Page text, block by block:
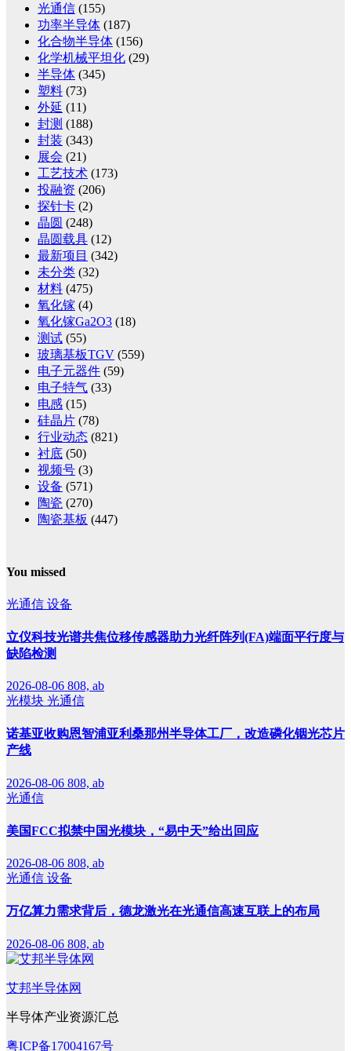
光通信 (155)
功率半导体 (187)
化合物半导体 (156)
化学机械平坦化 (29)
半导体 (345)
塑料 (73)
外延 (11)
封测 (188)
封装 (343)
展会 (21)
工艺技术 (173)
投融资 (206)
探针卡 (2)
晶圆 (248)
晶圆载具 (12)
最新项目 (342)
未分类 (32)
材料 (475)
氧化镓 (4)
氧化镓Ga2O3 (18)
测试 (55)
玻璃基板TGV (559)
电子元器件 (59)
电子特气 (33)
电感 (15)
硅晶片 (78)
行业动态 (821)
衬底 (50)
视频号 (3)
设备 (571)
陶瓷 (270)
陶瓷基板 (447)
You missed
光通信 设备
立仪科技光谱共焦位移传感器助力光纤阵列(FA)端面平行度与
缺陷检测
2026-08-06 808, ab
光模块 光通信
诺基亚收购恩智浦亚利桑那州半导体工厂，改造磷化铟光芯片
产线
2026-08-06 808, ab
光通信
美国FCC拟禁中国光模块，“易中天”给出回应
2026-08-06 808, ab
光通信 设备
万亿算力需求背后，德龙激光在光通信高速互联上的布局
2026-08-06 808, ab
艾邦半导体网
半导体产业资源汇总
粤ICP备17004167号